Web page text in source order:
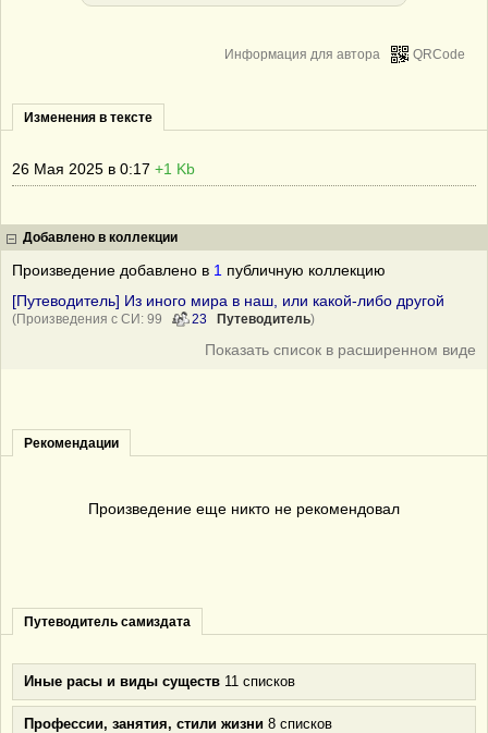
QRCode
Информация для автора
Изменения в тексте
26 Мая 2025 в 0:17 +1 Kb
Добавлено в коллекции
Произведение добавлено в 1 публичную коллекцию
[Путеводитель] Из иного мира в наш, или какой-либо другой
(Произведения с СИ: 99 23 Путеводитель)
Показать список в расширенном виде
Рекомендации
Произведение еще никто не рекомендовал
Путеводитель самиздата
Иные расы и виды существ 11 списков
Профессии, занятия, стили жизни 8 списков